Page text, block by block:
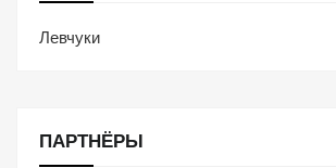
Левчуки
ПАРТНЁРЫ